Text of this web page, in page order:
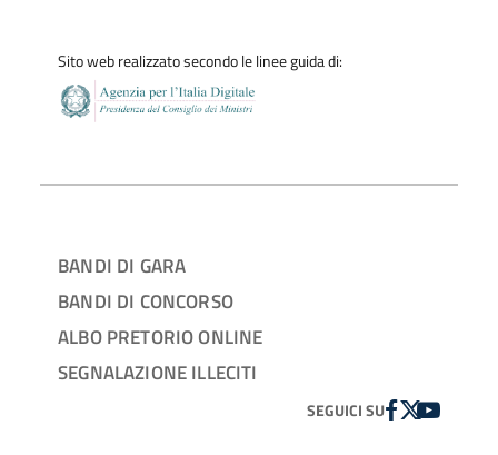
Sito web realizzato secondo le linee guida di:
BANDI DI GARA
BANDI DI CONCORSO
ALBO PRETORIO ONLINE
SEGNALAZIONE ILLECITI
SEGUICI SUFACEBOOK
TWITTER
YOUTUBE